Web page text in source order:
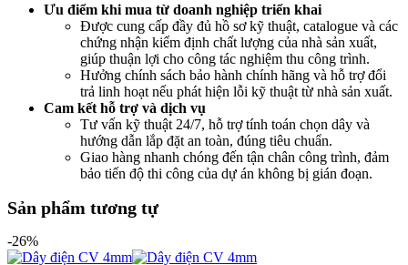
Ưu điểm khi mua từ doanh nghiệp triển khai
Được cung cấp đầy đủ hồ sơ kỹ thuật, catalogue và các
chứng nhận kiểm định chất lượng của nhà sản xuất,
giúp thuận lợi cho công tác nghiệm thu công trình.
Hưởng chính sách bảo hành chính hãng và hỗ trợ đổi
trả linh hoạt nếu phát hiện lỗi kỹ thuật từ nhà sản xuất.
Cam kết hỗ trợ và dịch vụ
Tư vấn kỹ thuật 24/7, hỗ trợ tính toán chọn dây và
hướng dẫn lắp đặt an toàn, đúng tiêu chuẩn.
Giao hàng nhanh chóng đến tận chân công trình, đảm
bảo tiến độ thi công của dự án không bị gián đoạn.
Sản phẩm tương tự
-26%